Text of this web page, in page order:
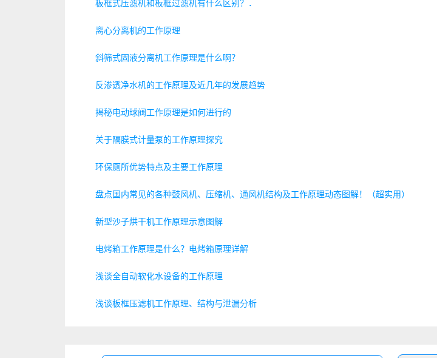
板框式压滤机和板框过滤机有什么区别？．
离心分离机的工作原理
斜筛式固液分离机工作原理是什么啊？
反渗透净水机的工作原理及近几年的发展趋势
揭秘电动球阀工作原理是如何进行的
关于隔膜式计量泵的工作原理探究
环保厕所优势特点及主要工作原理
盘点国内常见的各种鼓风机、压缩机、通风机结构及工作原理动态图解！（超实用）
新型沙子烘干机工作原理示意图解
电烤箱工作原理是什么？电烤箱原理详解
浅谈全自动软化水设备的工作原理
浅谈板框压滤机工作原理、结构与泄漏分析